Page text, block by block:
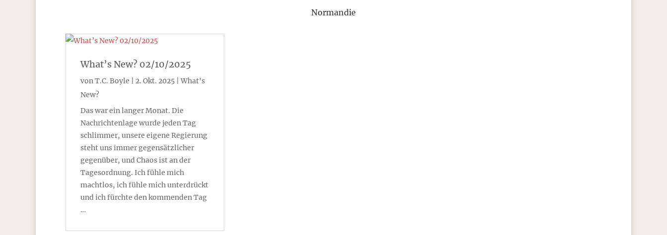
Normandie
What’s New? 02/10/2025
vonT.C. Boyle 2. Okt. 2025 |What's
New?
Das war ein langer Monat. Die
Nachrichtenlage wurde jeden Tag
schlimmer, unsere eigene Regierung
steht uns immer gegensätzlicher
gegenüber, und Chaos ist an der
Tagesordnung. Ich fühle mich
machtlos, ich fühle mich unterdrückt
und ich fürchte den kommenden Tag
…